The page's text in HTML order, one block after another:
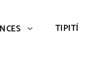
TIPITÍ